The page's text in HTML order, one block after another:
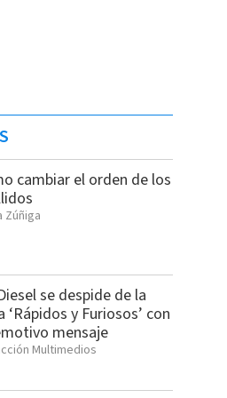
cambiar el orden de los
Zúñiga
se despide de la
‘Rápidos y Furiosos’ con
mensaje
Multimedios